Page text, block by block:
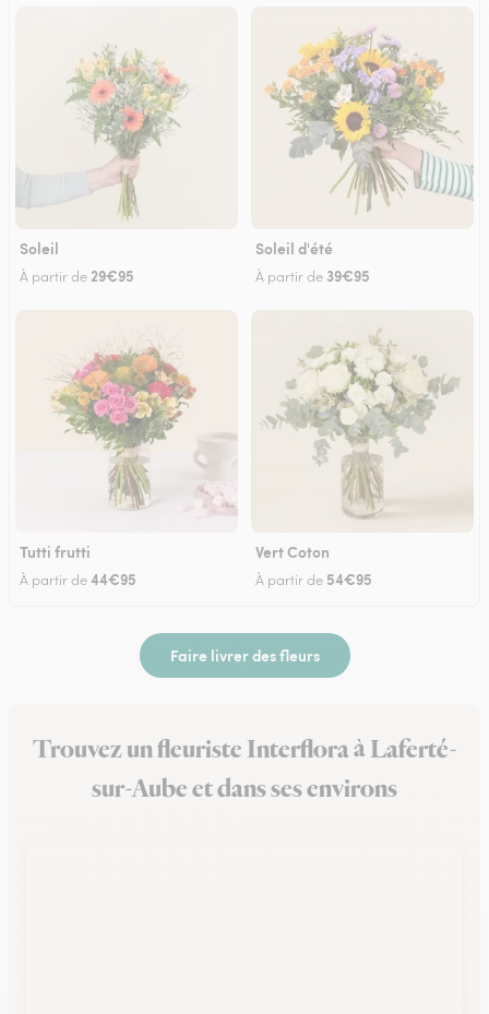
Soleil
À partir de 29€95
Soleil d'été
À partir de 39€95
Tutti frutti
À partir de44€95
Vert Coton
À partir de 54€95
Faire livrer des fleurs
Trouvez un fleuriste Interflora à Laferté-
sur-Aube et dans ses environs